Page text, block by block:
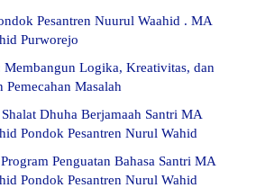
Pesantren Nuurul Waahid . MA
Purworejo
Membangun Logika, Kreativitas, dan
Pemecahan Masalah
Shalat Dhuha Berjamaah Santri MA
Pondok Pesantren Nurul Wahid
Penguatan Bahasa Santri MA
Pondok Pesantren Nurul Wahid